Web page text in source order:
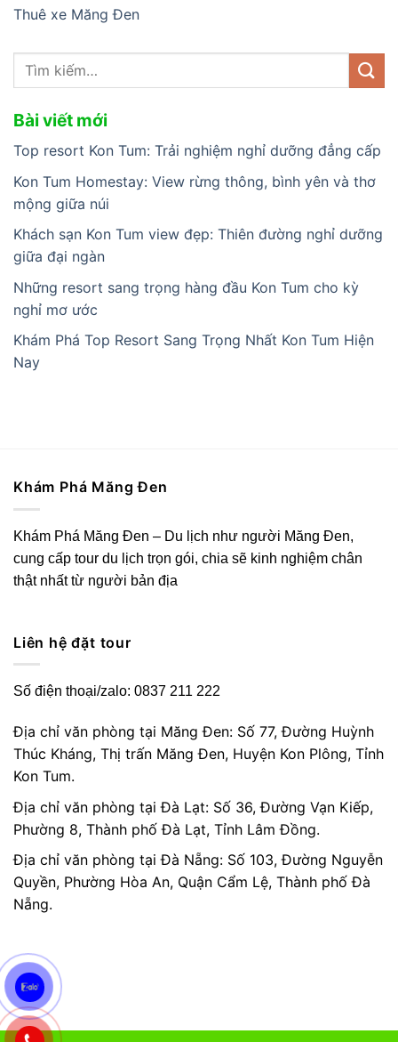
Thuê xe Măng Đen
Bài viết mới
Top resort Kon Tum: Trải nghiệm nghỉ dưỡng đẳng cấp
Kon Tum Homestay: View rừng thông, bình yên và thơ
mộng giữa núi
Khách sạn Kon Tum view đẹp: Thiên đường nghỉ dưỡng
giữa đại ngàn
Những resort sang trọng hàng đầu Kon Tum cho kỳ
nghỉ mơ ước
Khám Phá Top Resort Sang Trọng Nhất Kon Tum Hiện
Nay
Khám Phá Măng Đen
Khám Phá Măng Đen – Du lịch như người Măng Đen,
cung cấp tour du lịch trọn gói, chia sẽ kinh nghiệm chân
thật nhất từ người bản địa
Liên hệ đặt tour
Số điện thoại/zalo: 0837 211 222
Địa chỉ văn phòng tại Măng Đen: Số 77, Đường Huỳnh
Thúc Kháng, Thị trấn Măng Đen, Huyện Kon Plông, Tỉnh
Kon Tum.
Địa chỉ văn phòng tại Đà Lạt: Số 36, Đường Vạn Kiếp,
Phường 8, Thành phố Đà Lạt, Tỉnh Lâm Đồng.
Địa chỉ văn phòng tại Đà Nẵng: Số 103, Đường Nguyễn
Quyền, Phường Hòa An, Quận Cẩm Lệ, Thành phố Đà
Nẵng.